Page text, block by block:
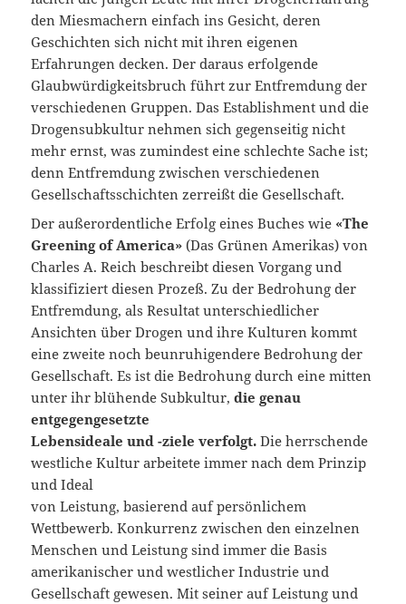
den Miesmachern einfach ins Gesicht, deren
Geschichten sich nicht mit ihren eigenen
Erfahrungen decken. Der daraus erfolgende
Glaubwürdigkeitsbruch führt zur Entfremdung der
verschiedenen Gruppen. Das Establishment und die
Drogensubkultur nehmen sich gegenseitig nicht
mehr ernst, was zumindest eine schlechte Sache ist;
denn Entfremdung zwischen verschiedenen
Gesellschaftsschichten zerreißt die Gesellschaft.
Der außerordentliche Erfolg eines Buches wie «The
Greening of America» (Das Grünen Amerikas) von
Charles A. Reich beschreibt diesen Vorgang und
klassifiziert diesen Prozeß. Zu der Bedrohung der
Entfremdung, als Resultat unterschiedlicher
Ansichten über Drogen und ihre Kulturen kommt
eine zweite noch beunruhigendere Bedrohung der
Gesellschaft. Es ist die Bedrohung durch eine mitten
unter ihr blühende Subkultur,die genau
entgegengesetzte
Lebensideale und -ziele verfolgt.Die herrschende
westliche Kultur arbeitete immer nach dem Prinzip
und Ideal
von Leistung, basierend auf persönlichem
Wettbewerb. Konkurrenz zwischen den einzelnen
Menschen und Leistung sind immer die Basis
amerikanischer und westlicher Industrie und
Gesellschaft gewesen. Mit seiner auf Leistung und